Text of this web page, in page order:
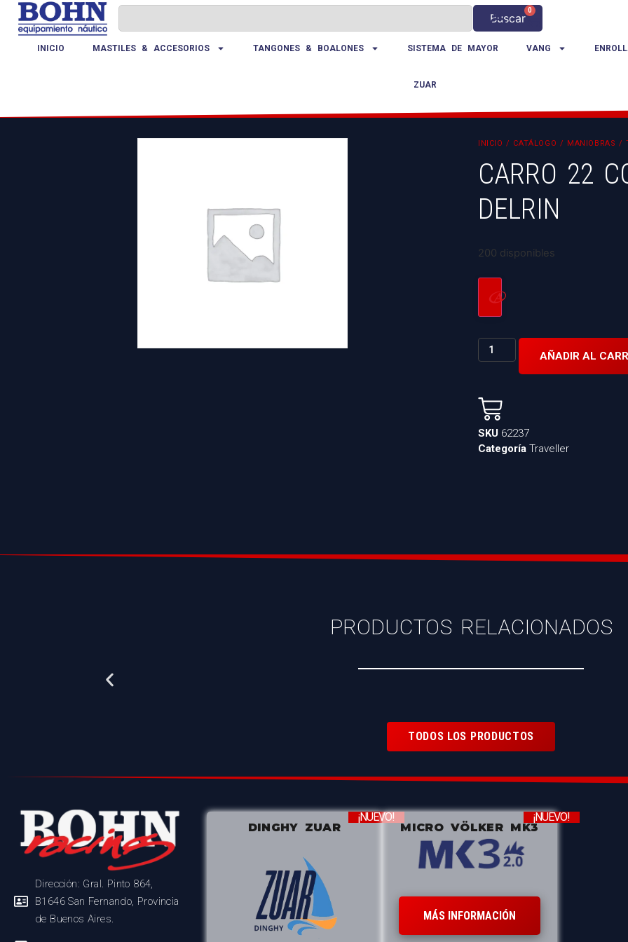
Buscar
0
INICIO MASTILES & ACCESORIOS TANGONES & BOALONES SISTEMA DE MAYOR VANG
ZUAR
INICIO / CATÁLOGO / MANIOBRAS /
CARRO 22
DELRIN
200 disponibles
AÑADIR AL
SKU 62237
Categoría Traveller
PRODUCTOS RELACIONADOS
TODOS LOS PRODUCTOS
Dirección: Gral. Pinto 864,
B1646 San Fernando, Provincia
de Buenos Aires.
DINGHY ZUAR
¡NUEVO!
MICRO VÖLKER MK3
¡NUEVO!
MÁS INFORMACIÓN